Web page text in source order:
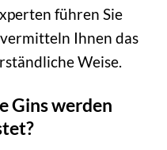
führen Sie
Ihnen das
Weise.
Gins werden